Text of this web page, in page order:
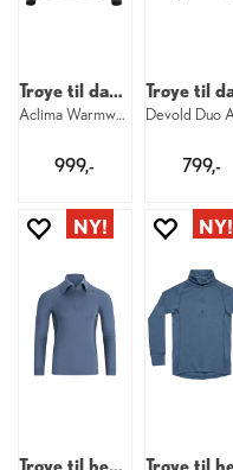
Trøye til dame
Aclima Warmwool Crew W 123
999,- 799,-